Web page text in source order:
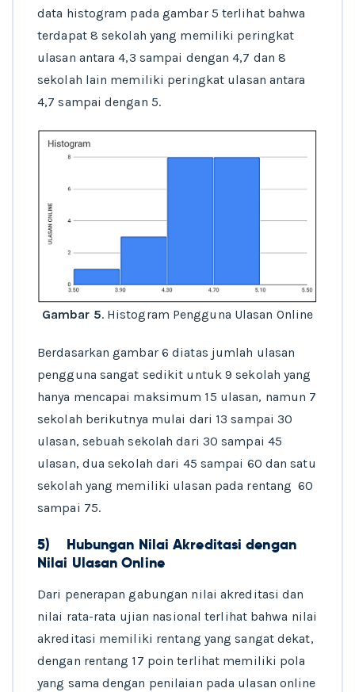
data histogram pada gambar 5 terlihat bahwa
terdapat 8 sekolah yang memiliki peringkat
ulasan antara 4,3 sampai dengan 4,7 dan 8
sekolah lain memiliki peringkat ulasan antara
4,7 sampai dengan 5.
Gambar 5. Histogram Pengguna Ulasan Online
Berdasarkan gambar 6 diatas jumlah ulasan
pengguna sangat sedikit untuk 9 sekolah yang
hanya mencapai maksimum 15 ulasan, namun 7
sekolah berikutnya mulai dari 13 sampai 30
ulasan, sebuah sekolah dari 30 sampai 45
ulasan, dua sekolah dari 45 sampai 60 dan satu
sekolah yang memiliki ulasan pada rentang 60
sampai 75.
5) Hubungan Nilai Akreditasi dengan
Nilai Ulasan Online
Dari penerapan gabungan nilai akreditasi dan
nilai rata-rata ujian nasional terlihat bahwa nilai
akreditasi memiliki rentang yang sangat dekat,
dengan rentang 17 poin terlihat memiliki pola
yang sama dengan penilaian pada ulasan online